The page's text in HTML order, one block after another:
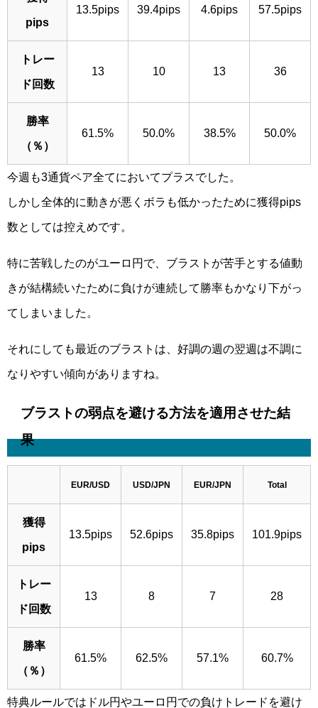
pips
13.5pips 39.4pips 4.6pips 57.5pips
トレー
ド回数
13 10 13 36
勝率
（％）
61.5% 50.0% 38.5% 50.0%
今週も3通貨ペア全てにおいてプラスでした。
しかし全体的に動きが悪くボラも低かったために獲得pips
数としては控えめです。
特に苦戦したのがユーロ円で、ブラストが苦手とする値動
きが結構続いたために負けが連続して勝率もかなり下がっ
てしまいました。
それにしても最近のブラストは、好調の週の翌週は不調に
なりやすい傾向がありますね。
ブラストの弱点を避ける方法を適用させた結
果
EUR/USD USD/JPN EUR/JPN Total
獲得
pips
13.5pips 52.6pips 35.8pips 101.9pips
トレー
ド回数
13 8 7 28
勝率
（％）
61.5% 62.5% 57.1% 60.7%
特典ルールではドル円やユーロ円での負けトレードを避け